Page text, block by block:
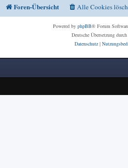
Foren-Übersicht Alle Cookies
Powered by phpBB® Forum
Deutsche Übersetzung durch
Datenschutz|